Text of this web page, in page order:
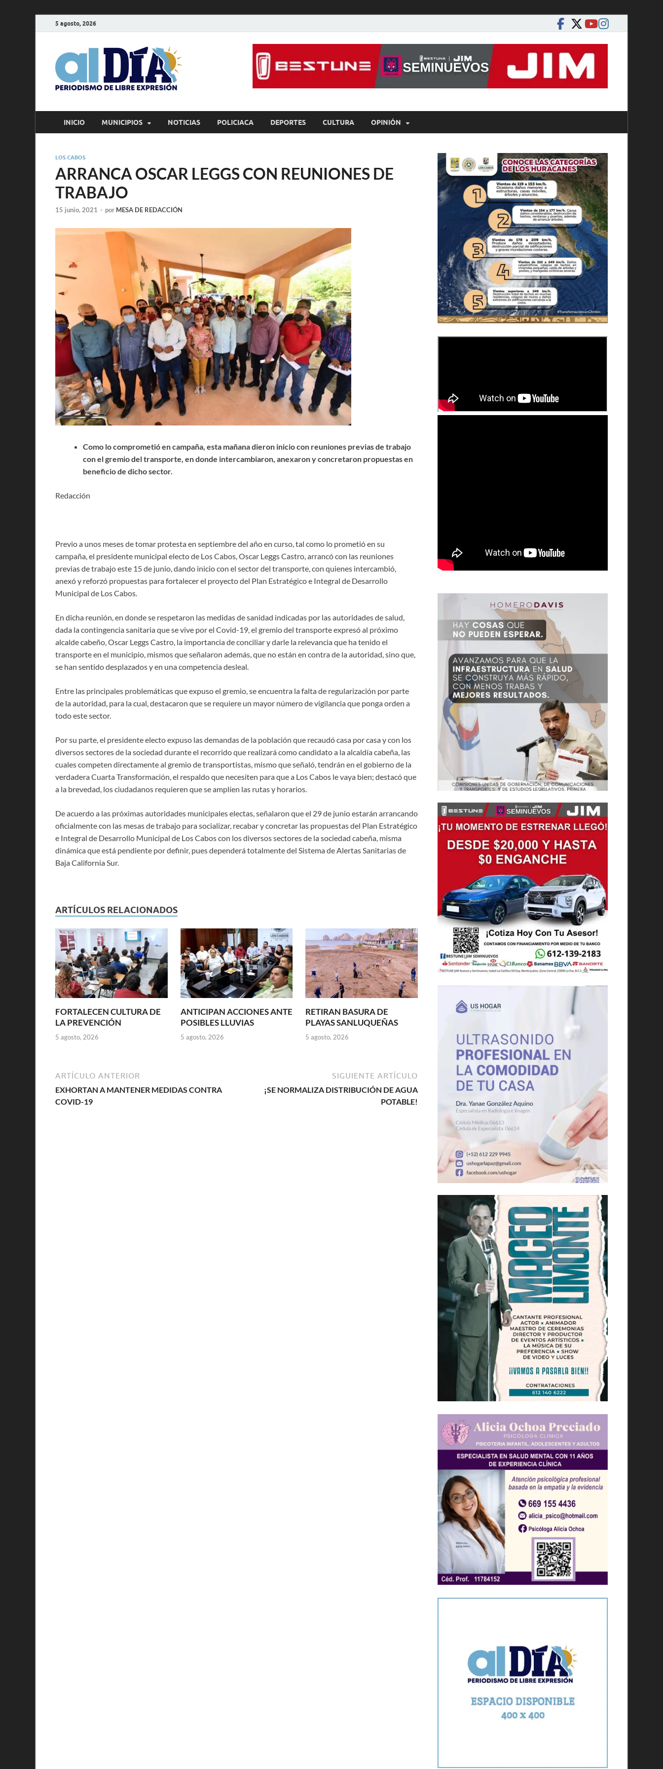
5 agosto, 2026
alDíaBCS
Periodismo de libre expresión
INICIO MUNICIPIOS NOTICIAS POLICIACA DEPORTES CULTURA OPINIÓN
LOS CABOS
ARRANCA OSCAR LEGGS CON REUNIONES DE
TRABAJO
15 junio, 2021 - por MESA DE REDACCIÓN
Como lo comprometió en campaña, esta mañana dieron inicio con reuniones previas de trabajo
con el gremio del transporte, en donde intercambiaron, anexaron y concretaron propuestas en
beneficio de dicho sector.
Redacción
Previo a unos meses de tomar protesta en septiembre del año en curso, tal como lo prometió en su
campaña, el presidente municipal electo de Los Cabos, Oscar Leggs Castro, arrancó con las reuniones
previas de trabajo este 15 de junio, dando inicio con el sector del transporte, con quienes intercambió,
anexó y reforzó propuestas para fortalecer el proyecto del Plan Estratégico e Integral de Desarrollo
Municipal de Los Cabos.
En dicha reunión, en donde se respetaron las medidas de sanidad indicadas por las autoridades de salud,
dada la contingencia sanitaria que se vive por el Covid-19, el gremio del transporte expresó al próximo
alcalde cabeño, Oscar Leggs Castro, la importancia de conciliar y darle la relevancia que ha tenido el
transporte en el municipio, mismos que señalaron además, que no están en contra de la autoridad, sino que,
se han sentido desplazados y en una competencia desleal.
Entre las principales problemáticas que expuso el gremio, se encuentra la falta de regularización por parte
de la autoridad, para la cual, destacaron que se requiere un mayor número de vigilancia que ponga orden a
todo este sector.
Por su parte, el presidente electo expuso las demandas de la población que recaudó casa por casa y con los
diversos sectores de la sociedad durante el recorrido que realizará como candidato a la alcaldía cabeña, las
cuales competen directamente al gremio de transportistas, mismo que señaló, tendrán en el gobierno de la
verdadera Cuarta Transformación, el respaldo que necesiten para que a Los Cabos le vaya bien; destacó que
a la brevedad, los ciudadanos requieren que se amplíen las rutas y horarios.
De acuerdo a las próximas autoridades municipales electas, señalaron que el 29 de junio estarán arrancando
oficialmente con las mesas de trabajo para socializar, recabar y concretar las propuestas del Plan Estratégico
e Integral de Desarrollo Municipal de Los Cabos con los diversos sectores de la sociedad cabeña, misma
dinámica que está pendiente por definir, pues dependerá totalmente del Sistema de Alertas Sanitarias de
Baja California Sur.
ARTÍCULOS RELACIONADOS
FORTALECEN CULTURA DE
LA PREVENCIÓN
5 agosto, 2026
ANTICIPAN ACCIONES ANTE
POSIBLES LLUVIAS
5 agosto, 2026
RETIRAN BASURA DE
PLAYAS SANLUQUEÑAS
5 agosto, 2026
ARTÍCULO ANTERIOR
EXHORTAN A MANTENER MEDIDAS CONTRA
COVID-19
SIGUIENTE ARTÍCULO
¡SE NORMALIZA DISTRIBUCIÓN DE AGUA
POTABLE!